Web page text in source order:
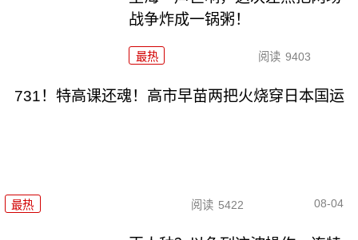
战争炸成一锅粥！
最热 阅读 9403
731！特高课还魂！高市早苗两把火烧穿日本国运
最热 阅读 5422 08-04